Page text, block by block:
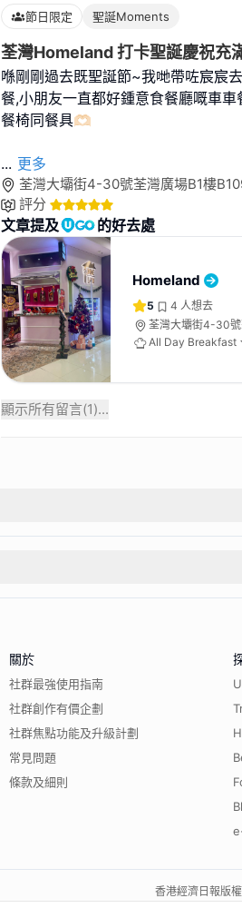
節日限定 聖誕Moments
荃灣Homeland 打卡聖誕慶祝充
喺剛剛過去既聖誕節~我哋帶咗宸宸
餐,小朋友一直都好鍾意食餐廳嘅車
餐椅同餐具🫶🏻
... 更多
荃灣大壩街4-30號荃灣廣場B1樓
評分
文章提及 的好去處
Homeland
5 4 人想去
荃灣大壩街4-30
All Day Breakfast
顯示所有留言(1)...
關於
社群最強使用指南
社群創作有價企劃
社群焦點功能及升級計劃
常見問題
條款及細則
香港經濟日報版